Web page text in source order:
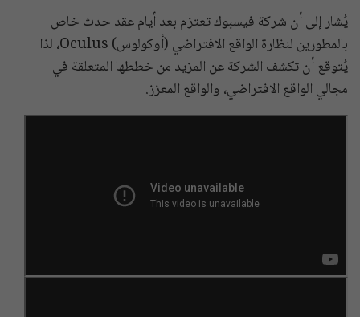
يُشار إلى أن شركة فيسبوك تعتزم بعد أيام عقد حدث خاص
بالمطورين لنظارة الواقع الافتراضي (أوكولوس) Oculus، لذا
يُتوقع أن تكشف الشركة عن المزيد من خططها المتعلقة في
مجالي الواقع الافتراضي، والواقع المعزز.